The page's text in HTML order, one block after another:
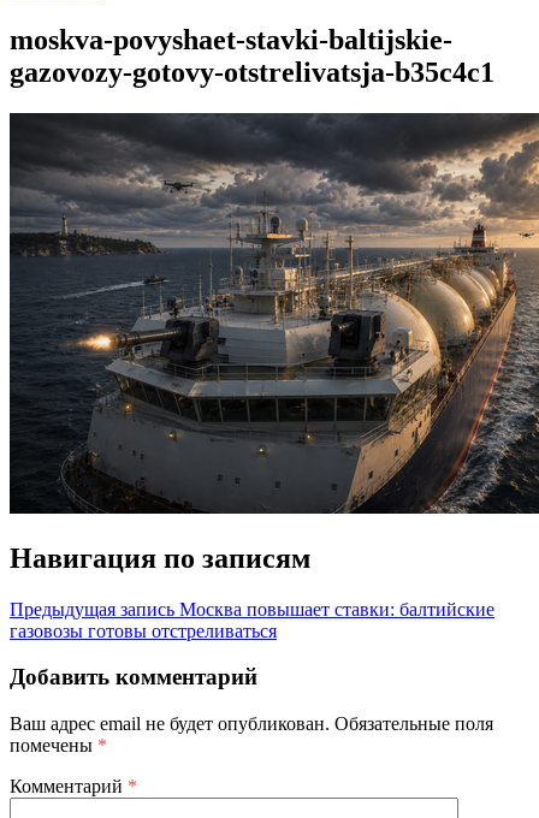
moskva-povyshaet-stavki-baltijskie-
gazovozy-gotovy-otstrelivatsja-b35c4c1
Навигация по записям
Предыдущая запись Москва повышает ставки: балтийские
газовозы готовы отстреливаться
Добавить комментарий
Ваш адрес email не будет опубликован. Обязательные поля
помечены *
Комментарий *